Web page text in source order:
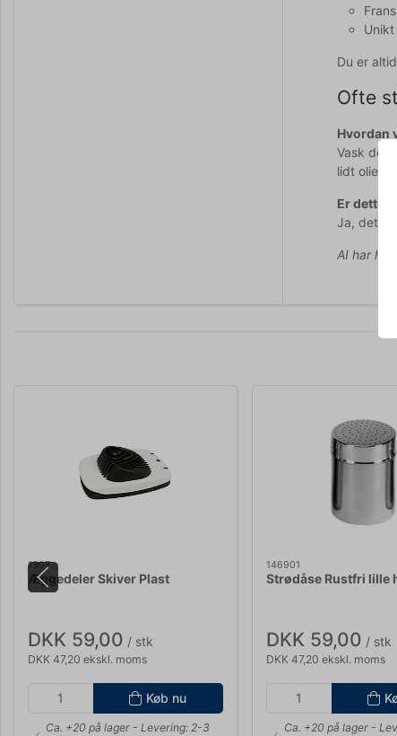
Du er
Ofte
Hvordan
Vask den
lidt olie en
Er dette
Ja, dette
AI har
1307
Æggedeler Skiver Plast
DKK 59,00 / stk
DKK 47,20 ekskl. moms
Køb nu
Ca. +20 på lager- Levering: 2-3
146901
Strødåse Rustfri lille
DKK 59,00 / stk
DKK 47,20 ekskl. moms
Ca. +20 på lager-